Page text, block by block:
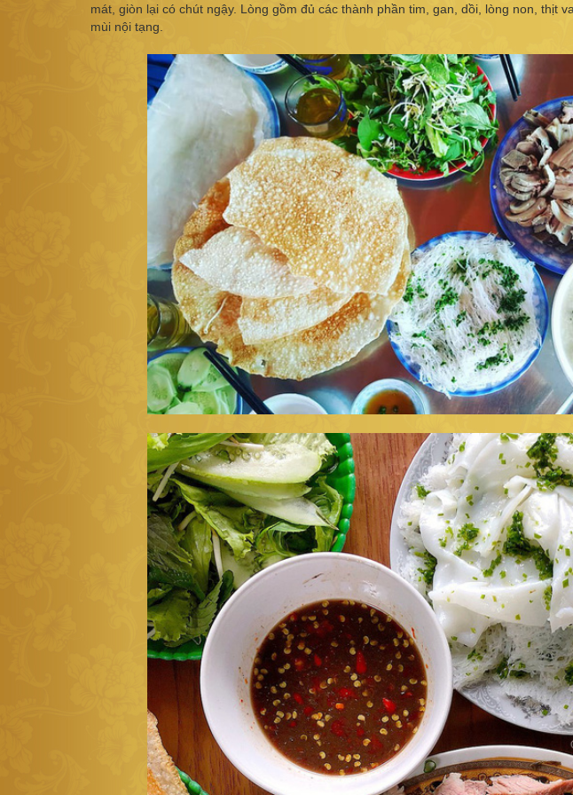
mát, giòn lại có chút ngậy. Lòng gồm đủ các thành phần tim, gan, dồi, lòng non, thịt
mùi nội tạng.